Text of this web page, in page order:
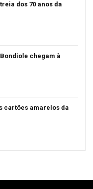
dos 70 anos da
chegam à
cartões amarelos da